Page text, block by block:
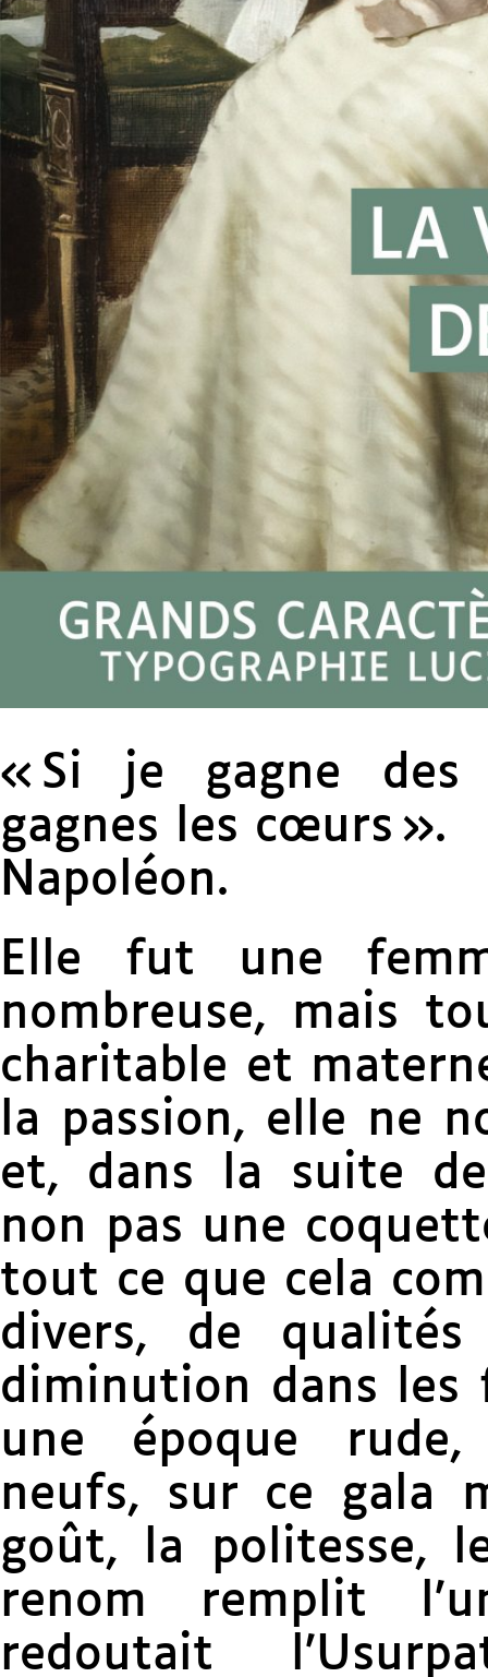
« Si je gagne
gagnes les cœurs ».
Napoléon.
Elle fut une
nombreuse, mais
charitable et
la passion, elle ne
et, dans la suite
non pas une
tout ce que cela
divers, de
diminution dans les
une époque rude,
neufs, sur ce gala
goût, la politesse,
renom remplit
redoutait